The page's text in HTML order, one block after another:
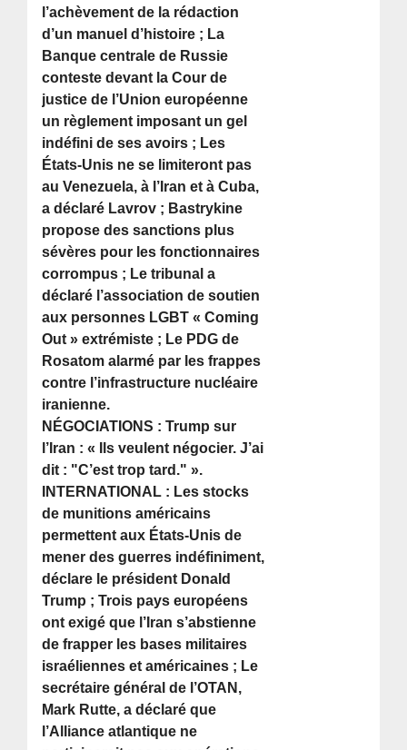
l’achèvement de la rédaction
d’un manuel d’histoire ; La
Banque centrale de Russie
conteste devant la Cour de
justice de l’Union européenne
un règlement imposant un gel
indéfini de ses avoirs ; Les
États-Unis ne se limiteront pas
au Venezuela, à l’Iran et à Cuba,
a déclaré Lavrov ; Bastrykine
propose des sanctions plus
sévères pour les fonctionnaires
corrompus ; Le tribunal a
déclaré l’association de soutien
aux personnes LGBT « Coming
Out » extrémiste ; Le PDG de
Rosatom alarmé par les frappes
contre l’infrastructure nucléaire
iranienne.
NÉGOCIATIONS : Trump sur
l’Iran : « Ils veulent négocier. J’ai
dit : "C’est trop tard." ».
INTERNATIONAL : Les stocks
de munitions américains
permettent aux États-Unis de
mener des guerres indéfiniment,
déclare le président Donald
Trump ; Trois pays européens
ont exigé que l’Iran s’abstienne
de frapper les bases militaires
israéliennes et américaines ; Le
secrétaire général de l’OTAN,
Mark Rutte, a déclaré que
l’Alliance atlantique ne